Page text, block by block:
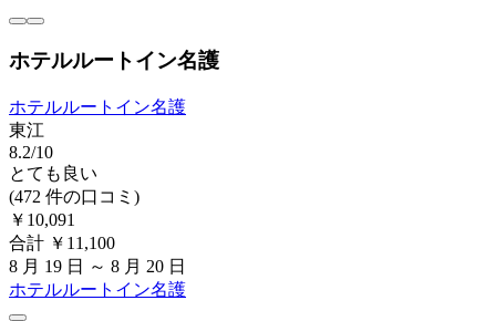
ホテルルートイン名護
ホテルルートイン名護
東江
8.2/10
とても良い
(472 件の口コミ)
￥10,091
合計 ￥11,100
8 月 19 日 ～ 8 月 20 日
ホテルルートイン名護